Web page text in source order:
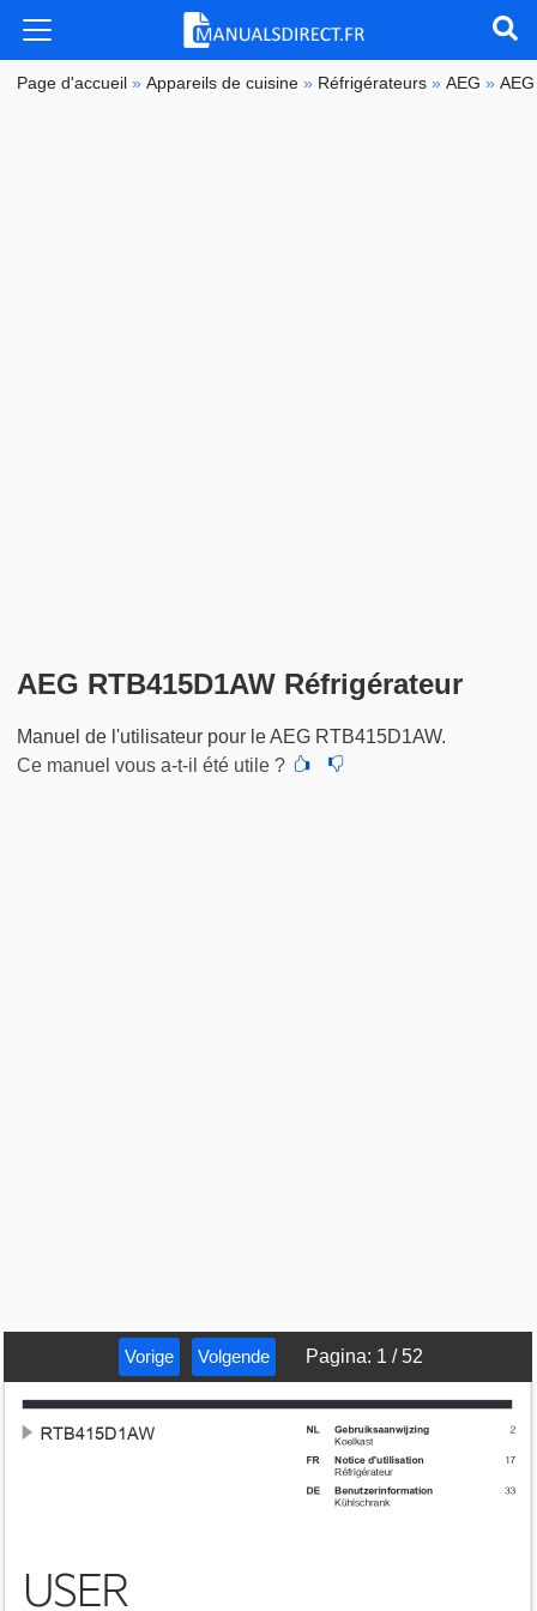
Page d'accueil »Appareils de cuisine » Réfrigérateurs »AEG »
AEG RTB415D1AW Réfrigérateur
Manuel de l'utilisateur pour le AEG RTB415D1AW.
Ce manuel vous a-t-il été utile ?
Vorige Volgende Pagina: 1 /52